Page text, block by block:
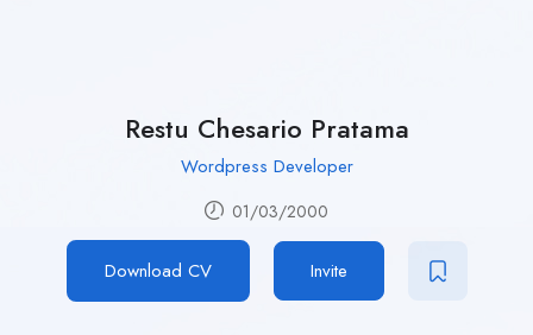
Restu Chesario Pratama
Wordpress Developer
01/03/2000
Download CV Invite